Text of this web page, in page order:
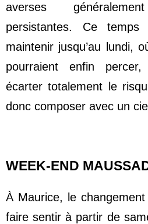
averses
persistantes. Ce
maintenir jusqu’au lundi,
pourraient enfin
écarter totalement le
donc composer avec un
WEEK-END
À Maurice, le
faire sentir à partir de